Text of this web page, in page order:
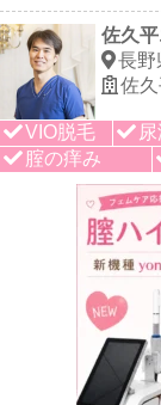
佐久
長野
佐
VIO脱毛
腟の痒み